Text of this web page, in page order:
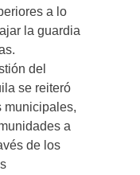
a lo
la guardia
del
se reiteró
municipales,
a
de los